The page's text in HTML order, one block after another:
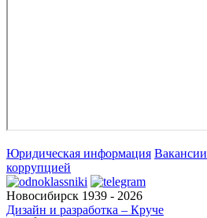
Юридическая информация Вакансии
коррупцией
Новосибирск 1939 - 2026
Дизайн и разработка – Круче